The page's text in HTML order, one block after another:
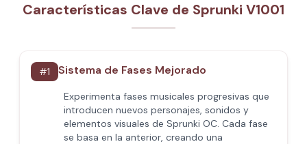
Características Clave de Sprunki V1001
#1 Sistema de Fases Mejorado
Experimenta fases musicales progresivas que
introducen nuevos personajes, sonidos y
elementos visuales de Sprunki OC. Cada fase
se basa en la anterior, creando una